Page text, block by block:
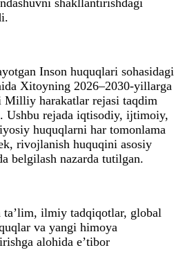
Inson huquqlari sohasidagi
Xitoyning 2026–2030-yillarga
Milliy harakatlar rejasi taqdim
Ushbu rejada iqtisodiy, ijtimoiy,
huquqlarni har tomonlama
rivojlanish huquqini asosiy
belgilash nazarda tutilgan.
ilmiy tadqiqotlar, global
va yangi himoya
alohida e’tibor